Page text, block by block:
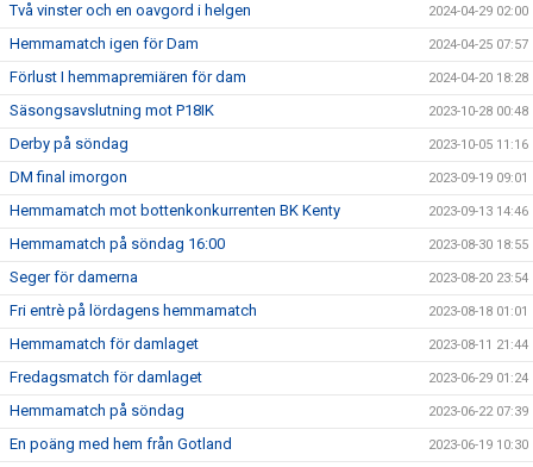
Två vinster och en oavgord i helgen 2024-04-29 02:00
Hemmamatch igen för Dam 2024-04-25 07:57
Förlust I hemmapremiären för dam 2024-04-20 18:28
Säsongsavslutning mot P18IK 2023-10-28 00:48
Derby på söndag 2023-10-05 11:16
DM final imorgon 2023-09-19 09:01
Hemmamatch mot bottenkonkurrenten BK Kenty 2023-09-13 14:46
Hemmamatch på söndag 16:00 2023-08-30 18:55
Seger för damerna 2023-08-20 23:54
Fri entrè på lördagens hemmamatch 2023-08-18 01:01
Hemmamatch för damlaget 2023-08-11 21:44
Fredagsmatch för damlaget 2023-06-29 01:24
Hemmamatch på söndag 2023-06-22 07:39
En poäng med hem från Gotland 2023-06-19 10:30